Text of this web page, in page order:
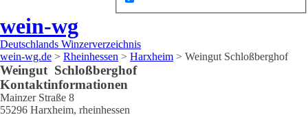
wein-wg
Deutschlands Winzerverzeichnis
wein-wg.de > Rheinhessen > Harxheim > Weingut Schloßberghof
Weingut Schloßberghof
Kontaktinformationen
Mainzer Straße 8
55296 Harxheim, rheinhessen